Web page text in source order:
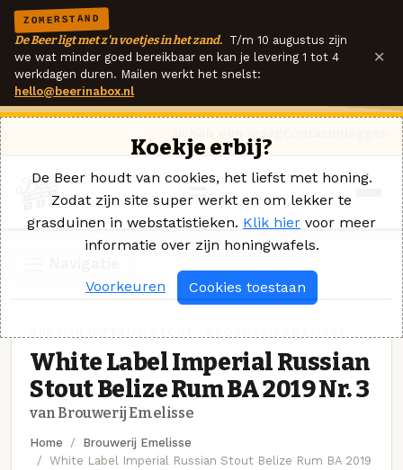
ZOMERSTAND
De Beer ligt met z'n voetjes in het zand. T/m 10 augustus zijn
we wat minder goed bereikbaar en kan je levering 1 tot 4
werkdagen duren. Mailen werkt het snelst:
hello@beerinabox.nl
×
White Label Imperial Russian
Stout Belize Rum BA 2019 Nr. 3
van Brouwerij Emelisse
Home
Brouwerij Emelisse
White Label Imperial Russian Stout Belize Rum BA 2019
Koekje erbij?
De Beer houdt van cookies, het liefst met honing.
Zodat zijn site super werkt en om lekker te
grasduinen in webstatistieken. Klik hier voor meer
informatie over zijn honingwafels.
Voorkeuren Cookies toestaan